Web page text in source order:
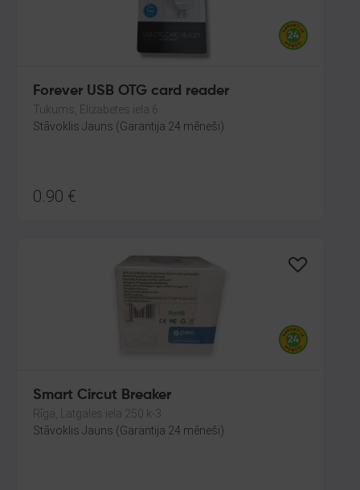
Forever USB OTG card reader
Tukums, Elizabetes iela 6
Stāvoklis Jauns (Garantija 24 mēneši)
0.90 €
Smart Circut Breaker
Rīga, Latgales iela 250 k-3
Stāvoklis Jauns (Garantija 24 mēneši)